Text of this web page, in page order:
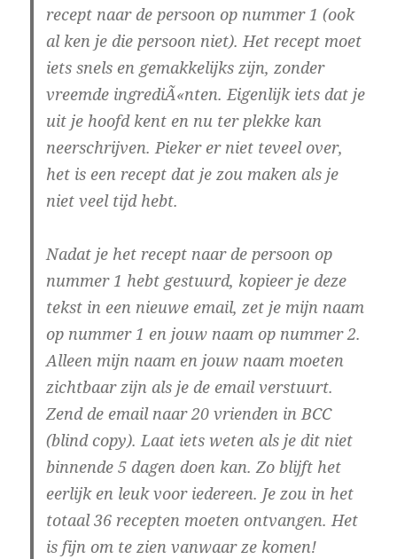
recept naar de persoon op nummer 1 (ook
al ken je die persoon niet). Het recept moet
iets snels en gemakkelijks zijn, zonder
vreemde ingrediÃ«nten. Eigenlijk iets dat je
uit je hoofd kent en nu ter plekke kan
neerschrijven. Pieker er niet teveel over,
het is een recept dat je zou maken als je
niet veel tijd hebt.
Nadat je het recept naar de persoon op
nummer 1 hebt gestuurd, kopieer je deze
tekst in een nieuwe email, zet je mijn naam
op nummer 1 en jouw naam op nummer 2.
Alleen mijn naam en jouw naam moeten
zichtbaar zijn als je de email verstuurt.
Zend de email naar 20 vrienden in BCC
(blind copy). Laat iets weten als je dit niet
binnende 5 dagen doen kan. Zo blijft het
eerlijk en leuk voor iedereen. Je zou in het
totaal 36 recepten moeten ontvangen. Het
is fijn om te zien vanwaar ze komen!